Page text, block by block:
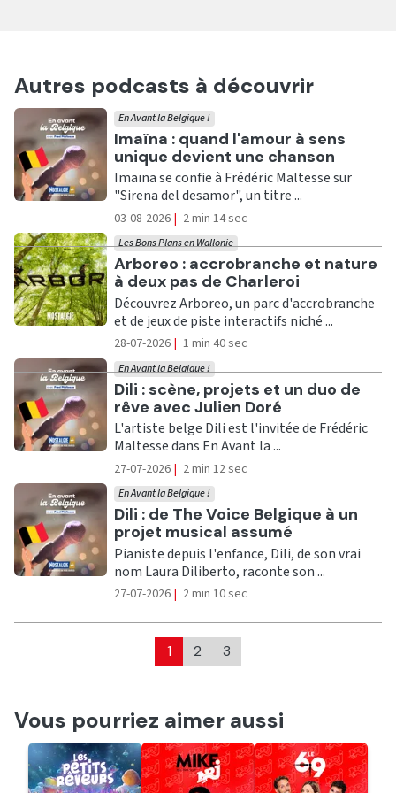
Autres podcasts à découvrir
Ecouter
Imaïna : quand l'amour à sens
unique devient une chanson
En Avant la Belgique !
Imaïna se confie à Frédéric Maltesse sur
"Sirena del desamor", un titre ...
03-08-2026 | 2 min 14 sec
Ecouter
Arboreo : accrobranche et nature
à deux pas de Charleroi
Les Bons Plans en Wallonie
Découvrez Arboreo, un parc d'accrobranche
et de jeux de piste interactifs niché ...
28-07-2026 | 1 min 40 sec
Ecouter
Dili : scène, projets et un duo de
rêve avec Julien Doré
En Avant la Belgique !
L'artiste belge Dili est l'invitée de Frédéric
Maltesse dans En Avant la ...
27-07-2026 | 2 min 12 sec
Ecouter
Dili : de The Voice Belgique à un
projet musical assumé
En Avant la Belgique !
Pianiste depuis l'enfance, Dili, de son vrai
nom Laura Diliberto, raconte son ...
27-07-2026 | 2 min 10 sec
1 2 3
Vous pourriez aimer aussi